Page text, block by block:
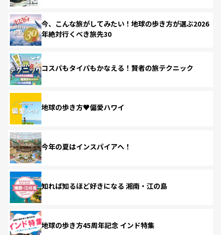
今、こんな旅がしてみたい！地球の歩き方が選ぶ2026
年絶対行くべき旅先30
コスパもタイパもかなえる！賢者の旅テクニック
地球の歩き方♥偏愛ハワイ
今年の夏はインスパイアへ！
知れば知るほど好きになる 湘南・江の島
地球の歩き方45周年記念 インド特集